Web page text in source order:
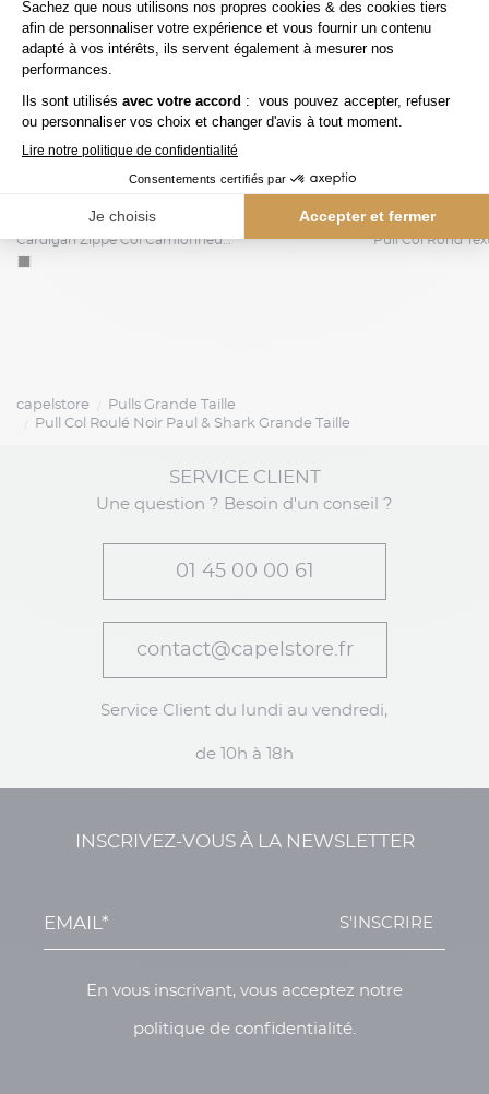
tommy hilfiger
Cardigan Zippé Col Camionneur Grande Taille Noir
149,00 € tommy hilfiger
capelstore
Pulls Grande Taille
Pull Col Roulé Noir Paul & Shark Grande Taille
SERVICE CLIENT
Une question ? Besoin d'un conseil ?
01 45 00 00 61
contact@capelstore.fr
Service Client du lundi au vendredi,
de 10h à 18h
INSCRIVEZ-VOUS À LA NEWSLETTER
S'INSCRIRE
En vous inscrivant, vous acceptez notre
politique de confidentialité.